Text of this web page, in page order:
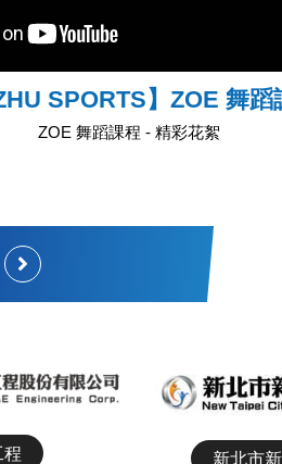
SPORTS】ZOE 舞蹈
ZOE 舞蹈課程 - 精彩花絮
後
程 新北市
康芙麗